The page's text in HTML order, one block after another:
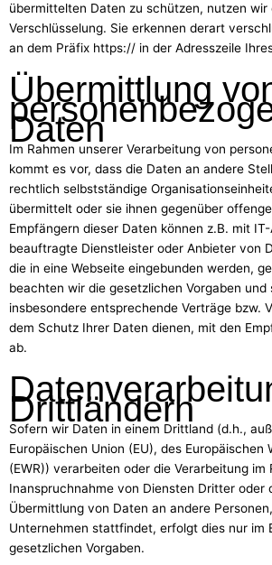
übermittelten Daten zu schützen, nutzen wir
Verschlüsselung. Sie erkennen derart
an dem Präfix https:// in der Adresszeile
Übermittlung
Daten
Im Rahmen unserer Verarbeitung von
kommt es vor, dass die Daten an andere
rechtlich selbstständige
übermittelt oder sie ihnen gegenüber
Empfängern dieser Daten können z.B. mit
beauftragte Dienstleister oder Anbieter von
die in eine Webseite eingebunden werden,
beachten wir die gesetzlichen Vorgaben und
insbesondere entsprechende Verträge bzw.
dem Schutz Ihrer Daten dienen, mit den
ab.
Drittländern
Sofern wir Daten in einem Drittland (d.h.,
Europäischen Union (EU), des Europäischen
(EWR)) verarbeiten oder die Verarbeitung im
Inanspruchnahme von Diensten Dritter oder
Übermittlung von Daten an andere
Unternehmen stattfindet, erfolgt dies nur im
gesetzlichen Vorgaben.